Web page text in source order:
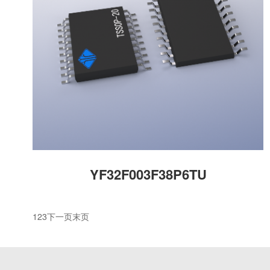
YF32F003F38P6TU
123下一页末页